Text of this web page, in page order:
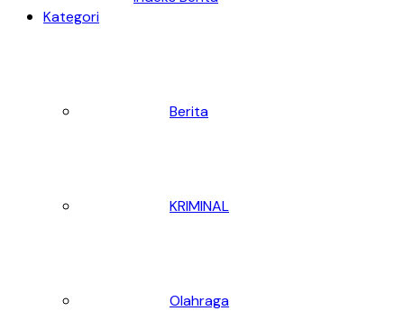
Kategori
Berita
KRIMINAL
Olahraga